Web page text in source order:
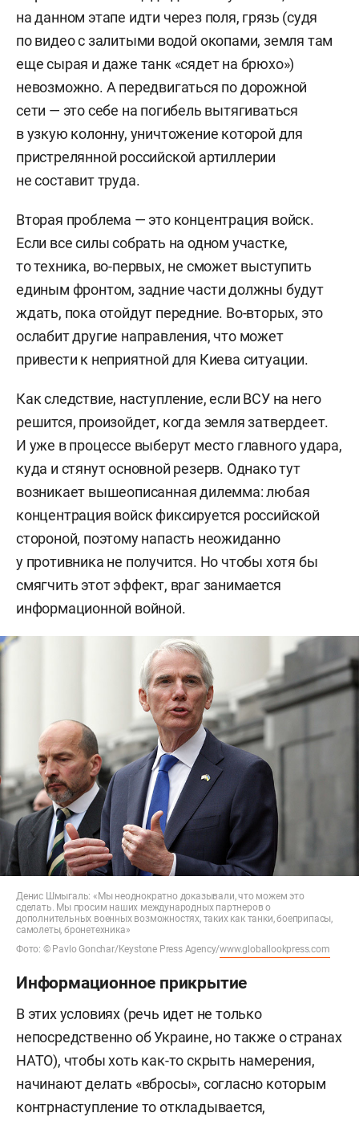
на данном этапе идти через поля, грязь (судя
по видео с залитыми водой окопами, земля там
еще сырая и даже танк «сядет на брюхо»)
невозможно. А передвигаться по дорожной
сети — это себе на погибель вытягиваться
в узкую колонну, уничтожение которой для
пристрелянной российской артиллерии
не составит труда.
Вторая проблема — это концентрация войск.
Если все силы собрать на одном участке,
то техника, во-первых, не сможет выступить
единым фронтом, задние части должны будут
ждать, пока отойдут передние. Во-вторых, это
ослабит другие направления, что может
привести к неприятной для Киева ситуации.
Как следствие, наступление, если ВСУ на него
решится, произойдет, когда земля затвердеет.
И уже в процессе выберут место главного удара,
куда и стянут основной резерв. Однако тут
возникает вышеописанная дилемма: любая
концентрация войск фиксируется российской
стороной, поэтому напасть неожиданно
у противника не получится. Но чтобы хотя бы
смягчить этот эффект, враг занимается
информационной войной.
Денис Шмыгаль: «Мы неоднократно доказывали, что можем это
сделать. Мы просим наших международных партнеров о
дополнительных военных возможностях, таких как танки, боеприпасы,
самолеты, бронетехника»
Фото: © Pavlo Gonchar/Keystone Press Agency/www.globallookpress.com
Информационное прикрытие
В этих условиях (речь идет не только
непосредственно об Украине, но также о странах
НАТО), чтобы хоть как-то скрыть намерения,
начинают делать «вбросы», согласно которым
контрнаступление то откладывается,